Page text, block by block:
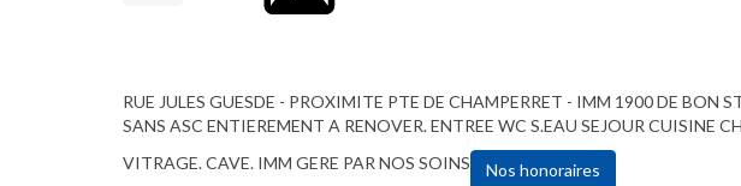
RUE JULES GUESDE - PROXIMITE PTE DE CHAMPERRET - IMM 1900 DE BON
SANS ASC ENTIEREMENT A RENOVER. ENTREE WC S.EAU SEJOUR CUISINE
VITRAGE. CAVE. IMM GERE PAR NOS SOINS
Nos honoraires